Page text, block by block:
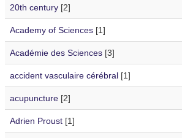
20th century[2]
Academy of Sciences[1]
Académie des Sciences[3]
accident vasculaire cérébral[1]
acupuncture[2]
Adrien Proust[1]